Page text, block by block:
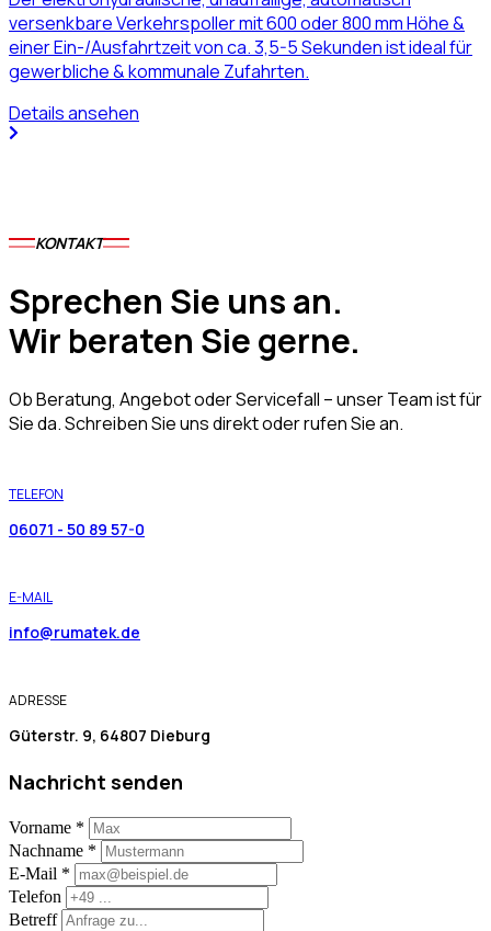
versenkbare Verkehrspoller mit 600 oder 800 mm Höhe &
einer Ein-/Ausfahrtzeit von ca. 3,5-5 Sekunden ist ideal für
gewerbliche & kommunale Zufahrten.
Details ansehen
KONTAKT
Sprechen Sie uns an.
Wir beraten Sie gerne.
Ob Beratung, Angebot oder Servicefall – unser Team ist für
Sie da. Schreiben Sie uns direkt oder rufen Sie an.
TELEFON
06071 - 50 89 57-0
E-MAIL
info@rumatek.de
ADRESSE
Güterstr. 9, 64807 Dieburg
Nachricht senden
Vorname *
Nachname *
E-Mail *
Telefon
Betreff